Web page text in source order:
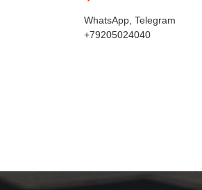
WhatsApp, Telegram
+79205024040